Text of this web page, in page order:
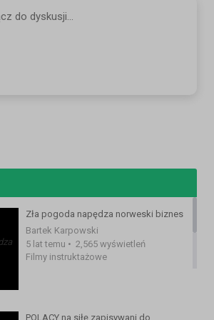
Zła pogoda napędza norweski biznes
Bartek Karpowski
5 lat temu • 2,565 wyświetleń
Filmy instruktażowe
POLACY na siłę zapisywani do